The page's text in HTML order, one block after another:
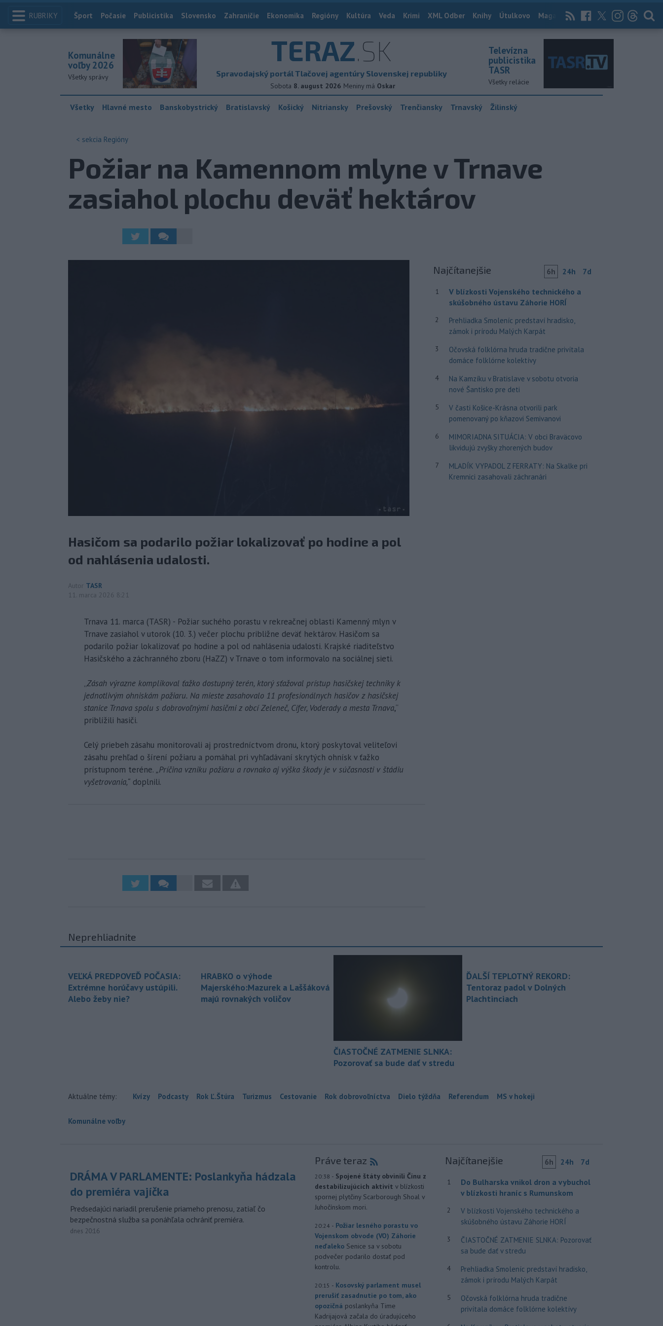
RUBRIKY Index
Šport Počasie Publicistika Slovensko Zahraničie Ekonomika Regióny Kultúra Veda Krimi XML Odber Knihy Útulkovo Magazín News Now Archív
TERAZ.SK
Spravodajský portál Tlačovej agentúry Slovenskej republiky
Sobota 8. august 2026 Meniny má Oskar
Komunálne
voľby 2026
Všetky správy
Televízna
publicistika
TASR
Všetky relácie
Všetky Hlavné mesto Banskobystrický Bratislavský Košický Nitriansky Prešovský Trenčiansky Trnavský Žilinský
< sekcia Regióny
Požiar na Kamennom mlyne v Trnave
zasiahol plochu deväť hektárov
Hasičom sa podarilo požiar lokalizovať po hodine a pol
od nahlásenia udalosti.
Autor TASR
11. marca 2026 8:21
Trnava 11. marca (TASR) - Požiar suchého porastu v rekreačnej oblasti Kamenný mlyn v
Trnave zasiahol v utorok (10. 3.) večer plochu približne deväť hektárov. Hasičom sa
podarilo požiar lokalizovať po hodine a pol od nahlásenia udalosti. Krajské riaditeľstvo
Hasičského a záchranného zboru (HaZZ) v Trnave o tom informovalo na sociálnej sieti.
„Zásah výrazne komplikoval ťažko dostupný terén, ktorý sťažoval prístup hasičskej techniky k
jednotlivým ohniskám požiaru. Na mieste zasahovalo 11 profesionálnych hasičov z hasičskej
stanice Trnava spolu s dobrovoľnými hasičmi z obcí Zeleneč, Cífer, Voderady a mesta Trnava,“
priblížili hasiči.
Celý priebeh zásahu monitorovali aj prostredníctvom dronu, ktorý poskytoval veliteľovi
zásahu prehľad o šírení požiaru a pomáhal pri vyhľadávaní skrytých ohnísk v ťažko
prístupnom teréne. „Príčina vzniku požiaru a rovnako aj výška škody je v súčasnosti v štádiu
vyšetrovania,“ doplnili.
Najčítanejšie 6h 24h 7d
1
V blízkosti Vojenského technického a
skúšobného ústavu Záhorie HORÍ
2
Prehliadka Smoleníc predstaví hradisko,
zámok i prírodu Malých Karpát
3
Očovská folklórna hruda tradične privítala
domáce folklórne kolektívy
4
Na Kamzíku v Bratislave v sobotu otvoria
nové Šantisko pre deti
5
V časti Košice-Krásna otvorili park
pomenovaný po kňazovi Semivanovi
6
MIMORIADNA SITUÁCIA: V obci Braväcovo
likvidujú zvyšky zhorených budov
7
MLADÍK VYPADOL Z FERRATY: Na Skalke pri
Kremnici zasahovali záchranári
Neprehliadnite
VEĽKÁ PREDPOVEĎ POČASIA:
Extrémne horúčavy ustúpili.
Alebo žeby nie?
HRABKO o výhode
Majerského:Mazurek a Laššáková
majú rovnakých voličov
ČIASTOČNÉ ZATMENIE SLNKA:
Pozorovať sa bude dať v stredu
ĎALŠÍ TEPLOTNÝ REKORD:
Tentoraz padol v Dolných
Plachtinciach
Aktuálne témy: Kvízy Podcasty Rok Ľ.Štúra Turizmus Cestovanie Rok dobrovoľníctva Dielo týždňa Referendum MS v hokeji
Komunálne voľby
DRÁMA V PARLAMENTE: Poslankyňa hádzala
do premiéra vajíčka
Predsedajúci nariadil prerušenie priameho prenosu, zatiaľ čo
bezpečnostná služba sa ponáhľala ochrániť premiéra.
dnes 20:16
Práve teraz
20:38 - Spojené štáty obvinili Čínu z
destabilizujúcich aktivít v blízkosti
spornej plytčiny Scarborough Shoal v
Juhočínskom mori.
20:24 - Požiar lesného porastu vo
Vojenskom obvode (VO) Záhorie
neďaleko Senice sa v sobotu
podvečer podarilo dostať pod
kontrolu.
20:15 - Kosovský parlament musel
prerušiť zasadnutie po tom, ako
opozičná poslankyňa Time
Kadrijajová začala do úradujúceho
Najčítanejšie 6h 24h 7d
1
Do Bulharska vnikol dron a vybuchol
v blízkosti hraníc s Rumunskom
2
V blízkosti Vojenského technického a
skúšobného ústavu Záhorie HORÍ
3
ČIASTOČNÉ ZATMENIE SLNKA: Pozorovať
sa bude dať v stredu
4
Prehliadka Smoleníc predstaví hradisko,
zámok i prírodu Malých Karpát
5
Očovská folklórna hruda tradične
privítala domáce folklórne kolektívy